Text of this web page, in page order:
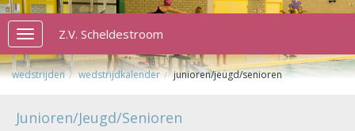
Toggle
navigation
Z.V. Scheldestroom
wedstrijden wedstrijdkalender junioren/jeugd/senioren
Junioren/Jeugd/Senioren